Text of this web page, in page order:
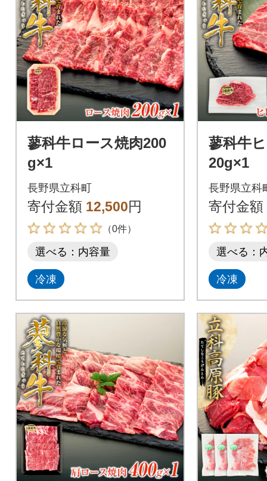
蓼科牛ロース焼肉200
g×1
長野県立科町
寄付金額 12,500円
（0件）
選べる：内容量
冷凍
蓼科牛
長野県立科
寄付金額
選べる：
冷凍